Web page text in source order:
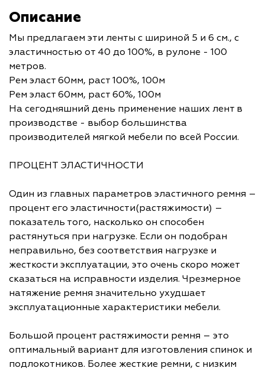
Описание
Мы предлагаем эти ленты с шириной 5 и 6 см., с
эластичностью от 40 до 100%, в рулоне - 100
метров.
Рем эласт 60мм, раст 100%, 100м
Рем эласт 60мм, раст 60%, 100м
На сегодняшний день применение наших лент в
производстве - выбор большинства
производителей мягкой мебели по всей России.
ПРОЦЕНТ ЭЛАСТИЧНОСТИ
Один из главных параметров эластичного ремня –
процент его эластичности(растяжимости) –
показатель того, насколько он способен
растянуться при нагрузке. Если он подобран
неправильно, без соответствия нагрузке и
жесткости эксплуатации, это очень скоро может
сказаться на исправности изделия. Чрезмерное
натяжение ремня значительно ухудшает
эксплуатационные характеристики мебели.
Большой процент растяжимости ремня – это
оптимальный вариант для изготовления спинок и
подлокотников. Более жесткие ремни, с низким